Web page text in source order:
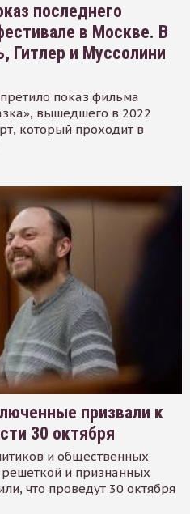
последнего
в Москве. В
Гитлер и Муссолини
показ фильма
вышедшего в 2022
который проходит в
призвали к
30 октября
и общественных
и признанных
что проведут 30 октября